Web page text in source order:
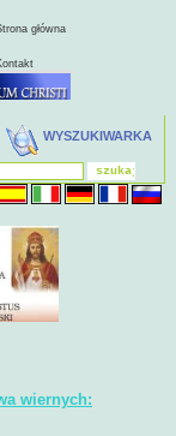
główna
WYSZUKIWARKA
wiernych: